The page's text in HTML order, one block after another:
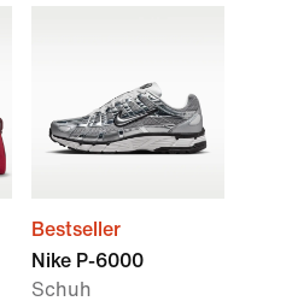
Bestseller
Nike P-6000
Schuh